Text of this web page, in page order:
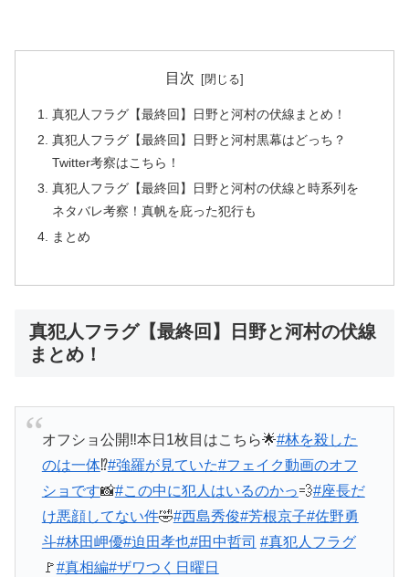
目次
真犯人フラグ【最終回】日野と河村の伏線まとめ！
真犯人フラグ【最終回】日野と河村黒幕はどっち？
Twitter考察はこちら！
真犯人フラグ【最終回】日野と河村の伏線と時系列を
ネタバレ考察！真帆を庇った犯行も
まとめ
真犯人フラグ【最終回】日野と河村の伏線
まとめ！
オフショ公開‼️本日1枚目はこちら🌟#林を殺した
のは一体⁉️#強羅が見ていた#フェイク動画のオフ
ショです📸#この中に犯人はいるのかっ💨#座長だ
け悪顔してない件🤣#西島秀俊#芳根京子#佐野勇
斗#林田岬優#迫田孝也#田中哲司 #真犯人フラグ
🚩#真相編#ザワつく日曜日